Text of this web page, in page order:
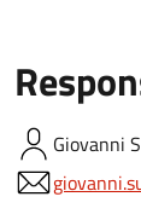
Giovanni